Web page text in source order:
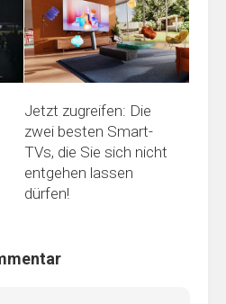
Jetzt zugreifen: Die
zwei besten Smart-
TVs, die Sie sich nicht
entgehen lassen
dürfen!